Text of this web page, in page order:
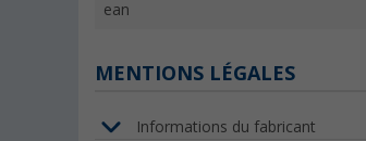
ean
MENTIONS LÉGALES
Informations du fabricant